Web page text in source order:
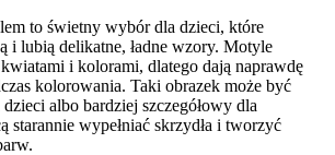
to świetny wybór dla dzieci, które
i lubią delikatne, ładne wzory. Motyle
i kolorami, dlatego dają naprawdę
kolorowania. Taki obrazek może być
albo bardziej szczegółowy dla
starannie wypełniać skrzydła i tworzyć